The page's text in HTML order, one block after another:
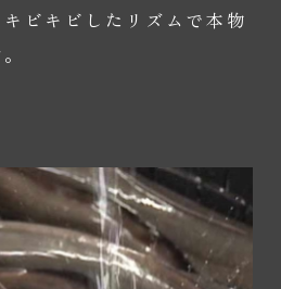
ビキビしたリズムで本物